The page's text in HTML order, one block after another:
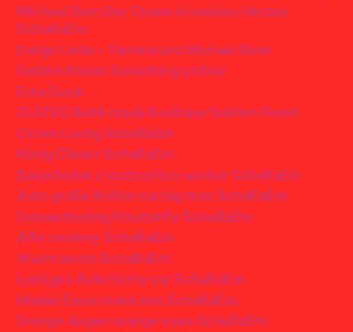
Michael Bern Der Clown in meinen Herzen
SchaRaEm
Ewige Liebe – Tamara und Michael Bern
Gelbes Etwas Something yellow
Ente Duck
ZLATKO Butik moda Boutique fashion Porec
Clown Lustig SchaRaEm
König Claun I SchaRaEm
Bauarbeiter construction worker SchaRaEm
Auto große Reifen car big tires SchaRaEm
Schmetterling II butterfly SchaRaEm
Affe monkey SchaRaEm
Wurm worm SchaRaEm
Lustiges Auto funny car SchaRaEm
Maske Eisen mask iron SchaRaEm
Orange Augen orange eyes SchaRaEm